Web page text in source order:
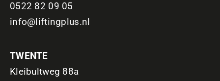
0522 82 09 05
info@liftingplus.nl
TWENTE
Kleibultweg 88a